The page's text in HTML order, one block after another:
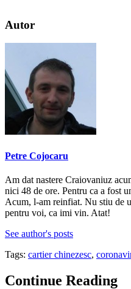
Autor
Petre Cojocaru
Am dat nastere Craiovaniuz
nici 48 de ore. Pentru ca a fost
Acum, l-am reinfiat. Nu stiu de
pentru voi, ca imi vin. Atat!
See author's posts
Tags: cartier chinezesc,
Continue Reading